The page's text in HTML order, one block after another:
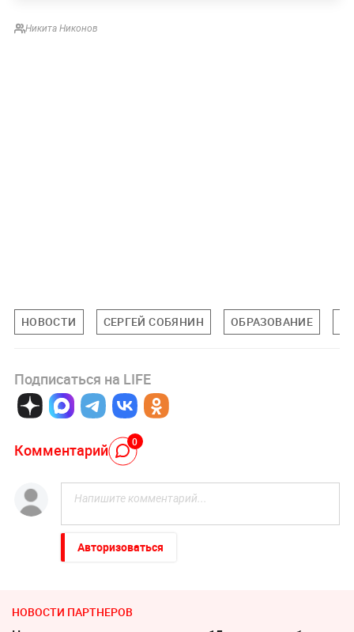
Никита Никонов
НОВОСТИ СЕРГЕЙ СОБЯНИН ОБРАЗОВАНИЕ
Подписаться на LIFE
Комментарий 0
Авторизоваться
НОВОСТИ ПАРТНЕРОВ